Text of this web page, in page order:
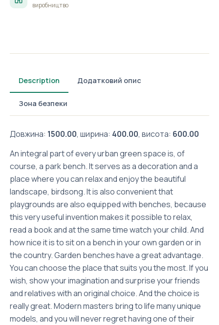
виробництво
Description Додатковий опис
Зона безпеки
Довжина: 1500.00, ширина: 400.00, висота: 600.00
An integral part of every urban green space is, of
course, a park bench. It serves as a decoration and a
place where you can relax and enjoy the beautiful
landscape, birdsong. It is also convenient that
playgrounds are also equipped with benches, because
this very useful invention makes it possible to relax,
read a book and at the same time watch your child. And
how nice it is to sit on a bench in your own garden or in
the country. Garden benches have a great advantage.
You can choose the place that suits you the most. If you
wish, show your imagination and surprise your friends
and relatives with an original choice. And the choice is
really great. Modern masters bring to life many unique
models, and you will never regret having one of their